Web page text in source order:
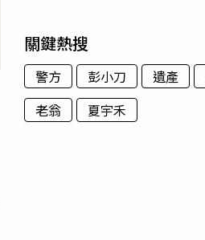
關鍵熱搜
警方 彭小刀 遺產
老翁
夏宇禾